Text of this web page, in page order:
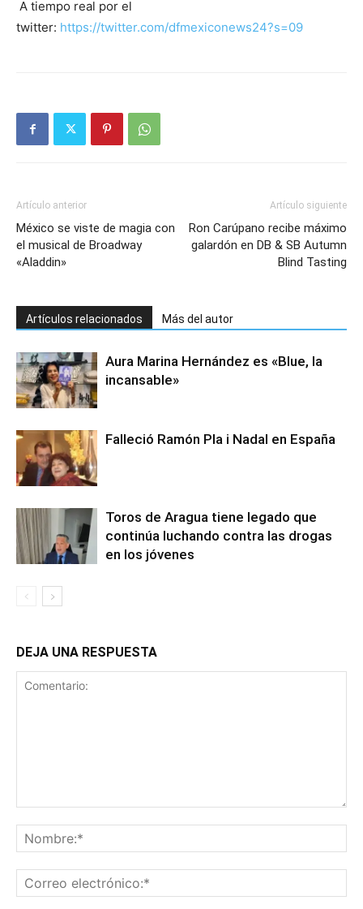
A tiempo real por el
twitter: https://twitter.com/dfmexiconews24?s=09
Artículo anterior
México se viste de magia con
el musical de Broadway
«Aladdin»
Artículo siguiente
Ron Carúpano recibe máximo
galardón en DB & SB Autumn
Blind Tasting
Artículos relacionados Más del autor
Aura Marina Hernández es «Blue, la
incansable»
Falleció Ramón Pla i Nadal en España
Toros de Aragua tiene legado que
continúa luchando contra las drogas
en los jóvenes
DEJA UNA RESPUESTA